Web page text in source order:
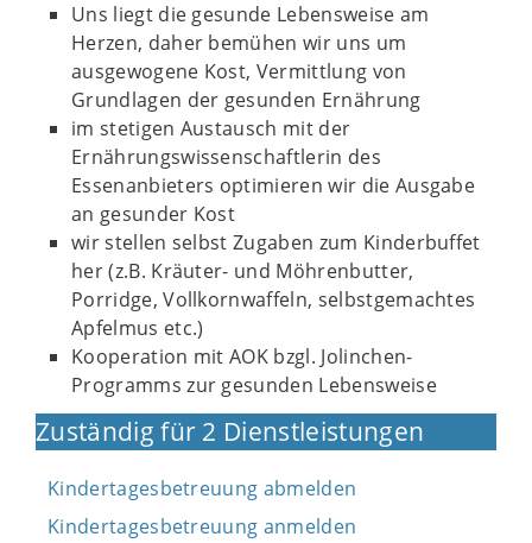
Uns liegt die gesunde Lebensweise am
Herzen, daher bemühen wir uns um
ausgewogene Kost, Vermittlung von
Grundlagen der gesunden Ernährung
im stetigen Austausch mit der
Ernährungswissenschaftlerin des
Essenanbieters optimieren wir die Ausgabe
an gesunder Kost
wir stellen selbst Zugaben zum Kinderbuffet
her (z.B. Kräuter- und Möhrenbutter,
Porridge, Vollkornwaffeln, selbstgemachtes
Apfelmus etc.)
Kooperation mit AOK bzgl. Jolinchen-
Programms zur gesunden Lebensweise
Zuständig für 2 Dienstleistungen
Kindertagesbetreuung abmelden
Kindertagesbetreuung anmelden